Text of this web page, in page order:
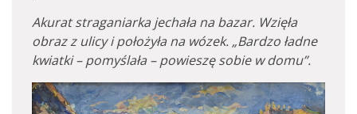
Akurat straganiarka jechała na bazar. Wzięła
obraz z ulicy i położyła na wózek. „Bardzo ładne
kwiatki – pomyślała – powieszę sobie w domu”.